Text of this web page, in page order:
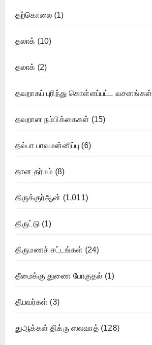
தற்கொலை (1)
தலாக் (10)
தலாக் (2)
தவறாகப் புரிந்து கொள்ளப்பட்ட வசனங்கள்
தவறான நம்பிக்கைகள் (15)
தவ்பா பாவமன்னிப்பு (6)
தான தர்மம் (8)
திருக்குர்ஆன் (1,011)
திருட்டு (1)
திருமணச் சட்டங்கள் (24)
தீமைக்கு துணை போகுதல் (1)
தீயவர்கள் (3)
துஆக்கள் திக்ரு ஸலவாத்(128)